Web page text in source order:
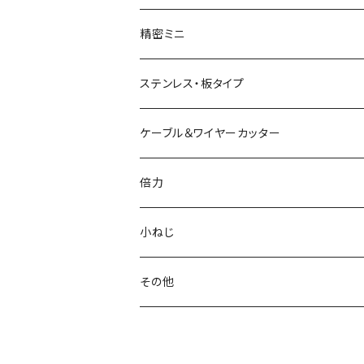
結束バンドひっぱりニッパ
電工Fニッパ
電工パワーニッパ
模型プロ ニッパ
ミニマイクロニッパ
マイクロニッパ
模型プロ 片刃プラニッパ
片刃プラニッパ
ハイプラスチックニッパ
スリムプラスチックニッパ
斜プラスチックニッパ
エッジプラスチックニッパ
新サイズペンチ
かるいパワーペンチ
電工パワーペンチ
かるいラジオペンチ
新サイズラジオペンチ
マイクロラジオペンチ
ニードルノーズプライヤー
リードペンチ
ステンレス製ラジオペンチ
精密ミニ
ミニマイクロニッパ
ミニプラスチックニッパ
エッジニッパ
ニードルノーズプライヤー
ミニリードペンチ
ステンレス・板タイプ
ニッパ
プラスチックニッパ
ラジオペンチ
リードペンチ
ケーブル＆ワイヤーカッター
電工Fペンチ
ケーブルカッター
ワイヤーカッター
倍力
グリーンシリーズ
ジュエリーカッター
小ねじ
トラスねじバイス
その他